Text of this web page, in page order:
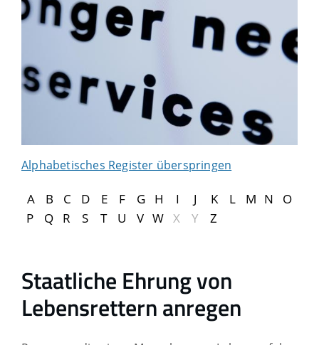
Alphabetisches Register überspringen
A B C D E F G H I J K L M N
O
P
Q R S T U V W X Y Z
Staatliche Ehrung von
Lebensrettern anregen